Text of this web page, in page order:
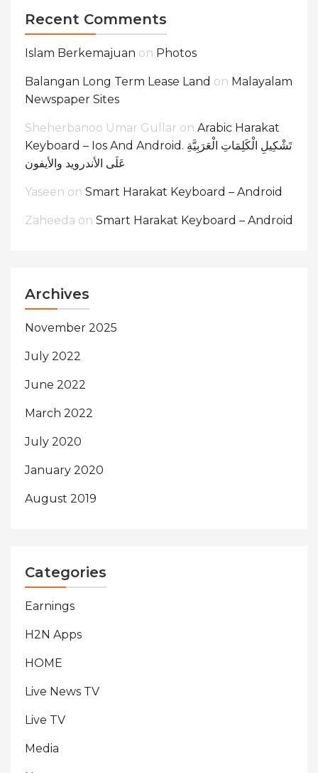
Recent Comments
Islam Berkemajuan on Photos
Balangan Long Term Lease Land on Malayalam
Newspaper Sites
Sheherbanoo Umar Gullar on Arabic Harakat
Keyboard – Ios And Android. تَشْكِيلِ الْكَلِمَاتِ الْعَرَبِيَّةِ
عَلَى الأندرويد والأيفون
Yaseen on Smart Harakat Keyboard – Android
Zaheeda on Smart Harakat Keyboard – Android
Archives
November 2025
July 2022
June 2022
March 2022
July 2020
January 2020
August 2019
Categories
Earnings
H2N Apps
HOME
Live News TV
Live TV
Media